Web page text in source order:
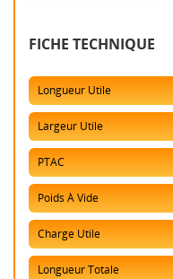
FICHE TECHNIQUE
Longueur Utile
Largeur Utile
PTAC
Poids À Vide
Charge Utile
Longueur Totale